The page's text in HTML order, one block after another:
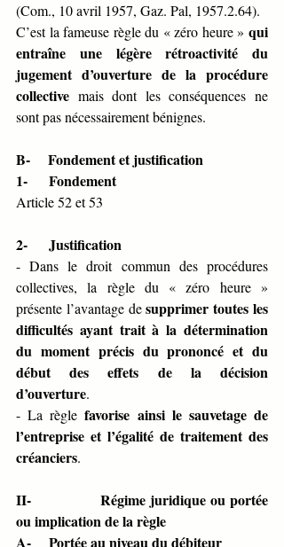
(Com., 10 avril 1957, Gaz. Pal, 1957.2.64).
C’est la fameuse règle du « zéro heure » qui
entraîne une légère rétroactivité du
jugement d’ouverture de la procédure
collective mais dont les conséquences ne
sont pas nécessairement bénignes.
B-     Fondement et justification
1-      Fondement
Article 52 et 53
2-      Justification
- Dans le droit commun des procédures
collectives, la règle du « zéro heure »
présente l’avantage de supprimer toutes les
difficultés ayant trait à la détermination
du moment précis du prononcé et du
début des effets de la décision
d’ouverture.
- La règle favorise ainsi le sauvetage de
l’entreprise et l’égalité de traitement des
créanciers.
II-                Régime juridique ou portée
ou implication de la règle
A-     Portée au niveau du débiteur